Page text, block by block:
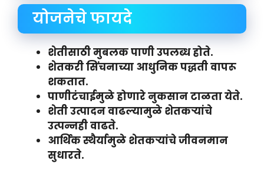
योजनेचे फायदे
शेतीसाठी मुबलक पाणी उपलब्ध होते.
शेतकरी सिंचनाच्या आधुनिक पद्धती वापरू
शकतात.
पाणीटंचाईमुळे होणारे नुकसान टाळता येते.
शेती उत्पादन वाढल्यामुळे शेतकऱ्यांचे
उत्पन्नही वाढते.
आर्थिक स्थैर्यामुळे शेतकऱ्यांचे जीवनमान
सुधारते.